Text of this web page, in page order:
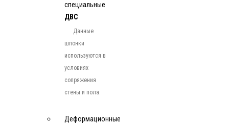
специальные
ДВС
Данные
шпонки
используются в
условиях
сопряжения
стены и пола.
Деформационные